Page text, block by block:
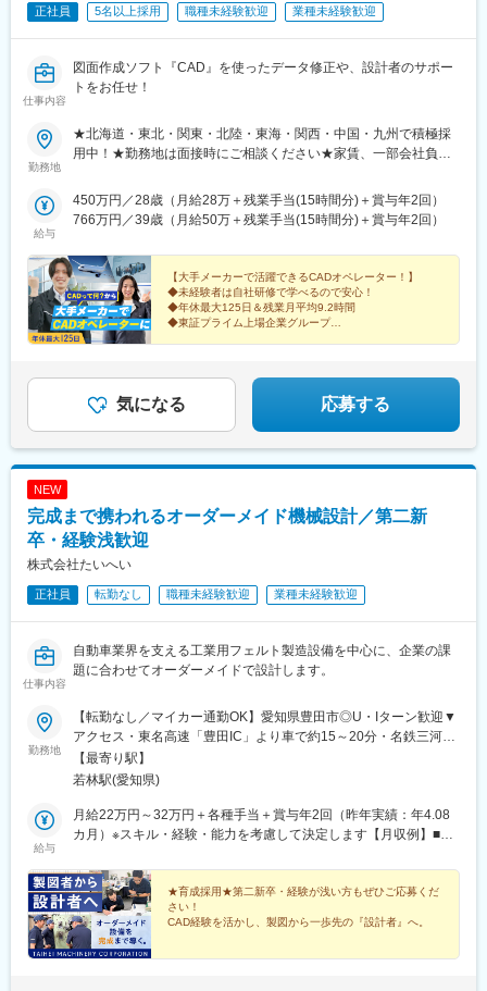
張駅、船橋駅、柏駅、八千代台駅、八幡宿駅、土気駅、蘇我駅、
越谷駅、川口駅、東所沢駅、和光市駅、朝霞台駅、新越谷駅、久
喜駅、武蔵浦和駅、春日部駅、大阪駅、京橋駅(大阪府)、ＪＲ難波
三国駅、阿波座駅、南港東駅、中之島駅、四ツ橋駅、西三荘駅、
西中島南方駅、西梅田駅、本町駅、南森町駅、神戸駅(兵庫県)、尼
駅、大宮駅(京都府)、西大路駅、上鳥羽口駅、十条駅(京都府・近
鉄線)、向日町駅、淀駅、烏丸御池駅、六番町駅、北岡崎駅、今池
大府駅、鶴舞駅、栄駅(愛知県)、金山駅(愛知県)、伏見駅(愛知
県)、豊橋駅、大曽根駅、矢場町駅、藤が丘駅(愛知県)、刈谷駅、
千種駅、小牧原駅、東刈谷駅、土橋駅(愛知県)、新栄町駅(愛知
県)、日進駅(愛知県)、二川駅、丸の内駅(愛知県)、春日井駅(中央
本線)、東名古屋港駅、三河豊田駅、国府宮駅、国際センター駅、
駅、稲沢駅、安城駅、共和駅、藤川駅、乙川駅、新金谷駅、三島
駅、掛川駅、新富士駅(静岡県)、藤枝駅、博多駅、小倉駅(福岡
県)、天神駅、呉服町駅(福岡県)、赤坂駅(福岡県)、天神南駅、渡辺
長野駅、福井駅、岡山駅、松山市駅、福山駅、広島駅、横川駅(広
佐和駅、研究学園駅、宇都宮駅、小山駅、太田駅(群馬県)、中央前
橋駅、新前橋駅、苫小牧駅、さっぽろ駅、青森駅、秋田駅、長岡
駅、近鉄四日市駅、大和西大寺駅、鳥取駅、松江駅、下関駅、徳
島駅、高松駅(香川県)、高知駅、佐賀駅、大分駅、宮崎駅、鹿児島
松本駅、新静岡駅、第一通り駅、新豊田駅、名古屋駅、名鉄岐阜
駅、四条駅(京都市営)、大阪梅田駅(阪神線)、神戸三宮駅(阪神)、
筋駅、県庁前駅(愛媛県)、高見馬場駅、小川町駅(東京都)、赤坂見
附駅、向原駅(東京都)、人形町駅、新大久保駅、京橋駅(東京都)、
京メトロ)、竹橋駅、宝町駅(東京都)、銀座一丁目駅、中野新橋
駅、台場駅、新御茶ノ水駅、内幸町駅、都庁前駅、四ツ谷駅、麹
町駅、浅草駅(ＴＸ)、大崎広小路駅、面影橋駅、両国駅(都営線)、
新橋駅、柳小路駅、八丁畷駅、星川駅、馬車道駅、国道駅、鹿島
船駅、北与野駅、大阪城公園駅、なんば駅(地下鉄)、古川橋駅、な
にわ橋駅、渡辺橋駅、新大阪駅、西大橋駅、心斎橋駅、堺筋本町
駅、西院駅(京福線)、くいな橋駅、桂川駅(京都府)、日比野駅(名古
屋市営)、大門駅(愛知県)、矢田駅(愛知県)、上前津駅、栄町駅(愛
知県)、東別院駅、森下駅(愛知県)、車道駅、高岳駅、久屋大通
駅、多屋駅、祇園駅(福岡県)、熊本駅前駅、八千代町駅、市役所前
駅(長野県)、福井駅(福井県)、横川駅、市役所前駅(広島県)、宇都
正社員 5名以上採用 職種未経験歓迎 業種未経験歓迎
仕事内容
図面作成ソフト『CAD』を使ったデータ修正や、設計者のサポー
トをお任せ！
勤務地
★北海道・東北・関東・北陸・東海・関西・中国・九州で積極採
用中！★勤務地は面接時にご相談ください★家賃、一部会社負担
岩手、宮城、山形、福島、茨城、栃木、群馬、埼玉、千葉、東
京、神奈川、山梨、新潟、富山、石川、長野、岐阜、静岡、愛
愛媛福岡、佐賀、長崎、熊本、大分、宮崎、鹿児島
給与
450万円／28歳（月給28万＋残業手当(15時間分)＋賞与年2回）
766万円／39歳（月給50万＋残業手当(15時間分)＋賞与年2回）
【大手メーカーで活躍できるCADオペレーター！】
◆未経験者は自社研修で学べるので安心！
◆年休最大125日＆残業月平均9.2時間
◆東証プライム上場企業グループ
気になる 応募する
NEW
完成まで携われるオーダーメイド機械設計／第二新
卒・経験浅歓迎
株式会社たいへい
正社員 転勤なし 職種未経験歓迎 業種未経験歓迎
仕事内容
自動車業界を支える工業用フェルト製造設備を中心に、企業の課
題に合わせてオーダーメイドで設計します。
勤務地
【転勤なし／マイカー通勤OK】愛知県豊田市◎U・Iターン歓迎▼
アクセス・東名高速「豊田IC」より車で約15～20分・名鉄三河線
「若林駅」より車で約10分・名鉄名古屋本線「知立駅」より車で
約15～20分＜勤務地詳細＞愛知県豊田市堤本町太郎治28番地1※受
【最寄り駅】
若林駅(愛知県)
給与
月給22万円～32万円＋各種手当＋賞与年2回（昨年実績：年4.08
カ月）※スキル・経験・能力を考慮して決定します【月収例】■月
長
★育成採用★第二新卒・経験が浅い方もぜひご応募くだ
さい！
CAD経験を活かし、製図から一歩先の『設計者』へ。